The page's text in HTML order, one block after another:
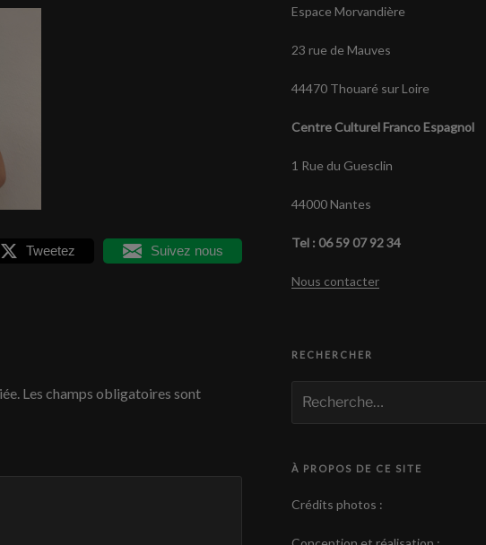
Tweetez Suivez nous
Les champs obligatoires sont
Espace Morvandière
23 rue de Mauves
44470 Thouaré sur Loire
Centre Culturel Franco Espagnol
1 Rue du Guesclin
44000 Nantes
Tel : 06 59 07 92 34
Nous contacter
RECHERCHER
pour
À PROPOS DE CE SITE
Crédits photos :